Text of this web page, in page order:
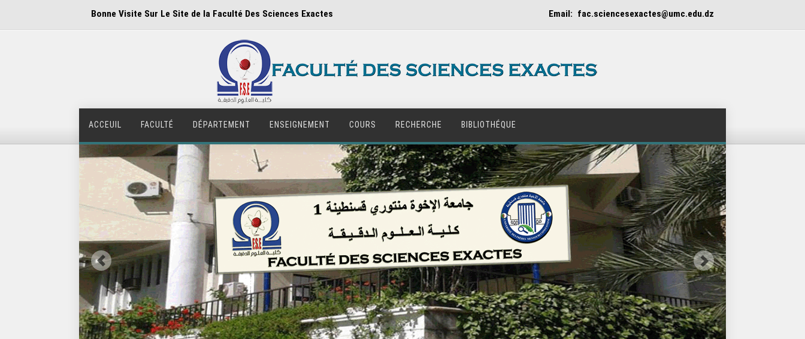
Bonne Visite Sur Le Site de la Faculté Des Sciences Exactes Email: fac.sciencesexactes@umc.edu.dz
ACCEUIL FACULTÉ DÉPARTEMENT ENSEIGNEMENT COURS RECHERCHE BIBLIOTHÉQUE